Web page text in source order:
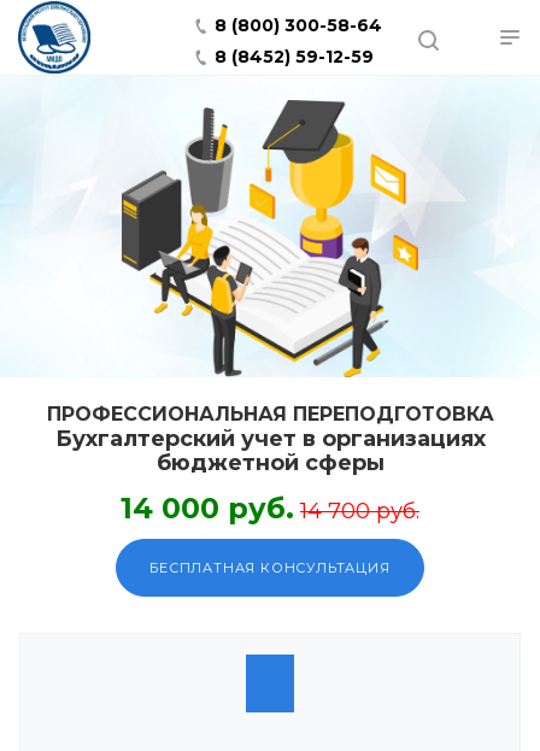
8 (800) 300-58-64
8 (8452) 59-12-59
ПРОФЕССИОНАЛЬНАЯ ПЕРЕПОДГОТОВКА
Бухгалтерский учет в организациях
бюджетной сферы
14 000 руб. 14 700 руб.
БЕСПЛАТНАЯ КОНСУЛЬТАЦИЯ